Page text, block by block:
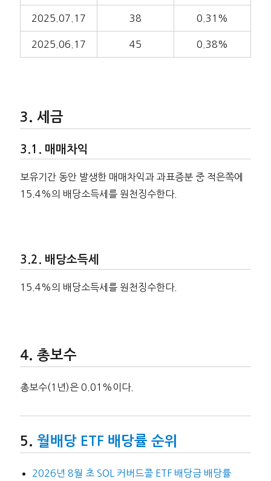
2025.07.17 38 0.31%
2025.06.17 45 0.38%
세금
매매차익
보유기간 동안 발생한 매매차익과 과표증분 중 적은쪽에
15.4%의 배당소득세를 원천징수한다.
배당소득세
15.4%의 배당소득세를 원천징수한다.
총보수
총보수(1년)은 0.01%이다.
월배당 ETF 배당률 순위
2026년 8월 초 SOL 커버드콜 ETF 배당금 배당률